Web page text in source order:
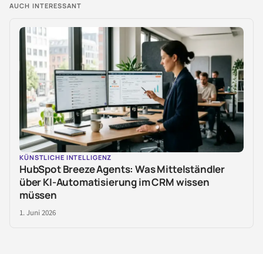
AUCH INTERESSANT
KÜNSTLICHE INTELLIGENZ
HubSpot Breeze Agents: Was Mittelständler
über KI-Automatisierung im CRM wissen
müssen
1. Juni 2026